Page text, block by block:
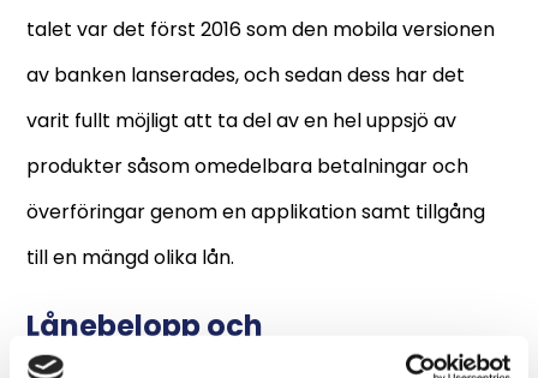
talet var det först 2016 som den mobila versionen
av banken lanserades, och sedan dess har det
varit fullt möjligt att ta del av en hel uppsjö av
produkter såsom omedelbara betalningar och
överföringar genom en applikation samt tillgång
till en mängd olika lån.
Lånebelopp och
återbetalningstid